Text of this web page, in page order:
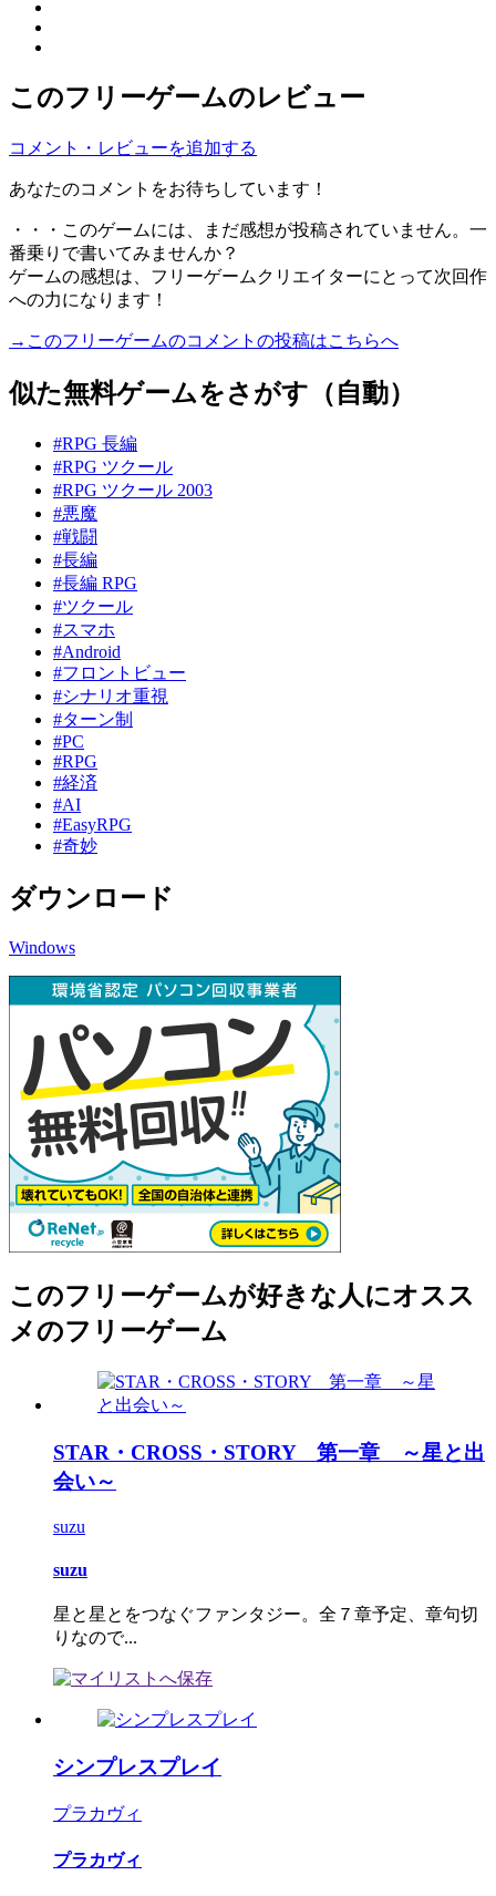
このフリーゲームのレビュー
コメント・レビューを追加する
あなたのコメントをお待ちしています！
・・・このゲームには、まだ感想が投稿されていません。一
番乗りで書いてみませんか？
ゲームの感想は、フリーゲームクリエイターにとって次回作
への力になります！
→このフリーゲームのコメントの投稿はこちらへ
似た無料ゲームをさがす（自動）
#RPG 長編
#RPG ツクール
#RPG ツクール 2003
#悪魔
#戦闘
#長編
#長編 RPG
#ツクール
#スマホ
#Android
#フロントビュー
#シナリオ重視
#ターン制
#PC
#RPG
#経済
#AI
#EasyRPG
#奇妙
ダウンロード
Windows
このフリーゲームが好きな人にオスス
メのフリーゲーム
STAR・CROSS・STORY 第一章 ～星と出
会い～
suzu
suzu
星と星とをつなぐファンタジー。全７章予定、章句切
りなので...
シンプレスプレイ
プラカヴィ
プラカヴィ